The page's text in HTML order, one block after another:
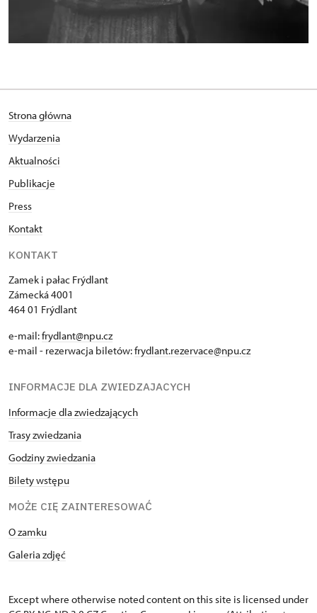
Strona główna
Wydarzenia
Aktualności
Publikacje
Press
Kontakt
KONTAKT
Zamek i pałac Frýdlant
Zámecká 4001
464 01 Frýdlant
e-mail:frydlant@npu.cz
e-mail - rezerwacja biletów:frydlant.rezervace@npu.cz
INFORMACJE DLA ZWIEDZAJACYCH
Informacje dla zwiedzających
Trasy zwiedzania
Godziny zwiedzania
Bilety wstępu
MOŻE CIĘ ZAINTERESOWAĆ
O zamku
Galeria zdjęć
Except where otherwise noted content on this site is licensed under